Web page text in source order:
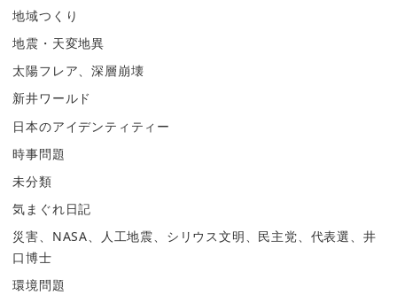
地域つくり
地震・天変地異
太陽フレア、深層崩壊
新井ワールド
日本のアイデンティティー
時事問題
未分類
気まぐれ日記
災害、NASA、人工地震、シリウス文明、民主党、代表選、井
口博士
環境問題